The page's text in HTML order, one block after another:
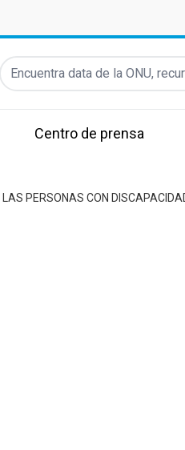
data de la ONU,
Centro de prensa
PERSONAS CON